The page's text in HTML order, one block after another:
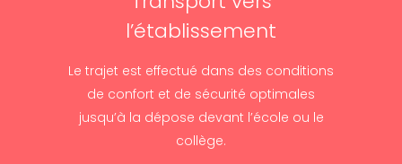
l’établissement
Le trajet est effectué dans des conditions
de confort et de sécurité optimales
jusqu’à la dépose devant l’école ou le
collège.